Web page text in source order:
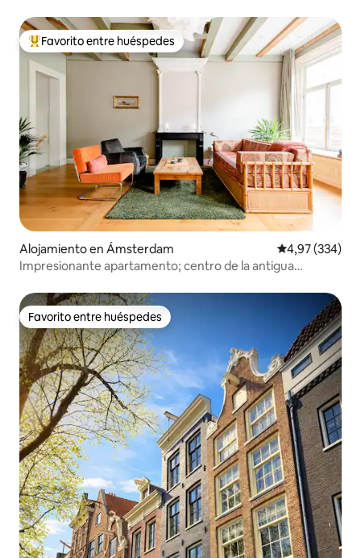
Favorito entre los huéspedes más destacados
Favorito entre huéspedes
Alojamiento en Ámsterdam Calificación
4,97 (334)
Impresionante apartamento; centro de la antigua
Favorito entre huéspedes
Favorito entre huéspedes